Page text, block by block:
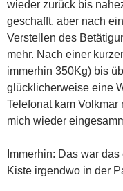
wieder zurück bis
geschafft, aber nach
Verstellen des
mehr. Nach einer
immerhin 350Kg) bis
glücklicherweise eine
Telefonat kam
mich wieder
Immerhin: Das war
Kiste irgendwo in der